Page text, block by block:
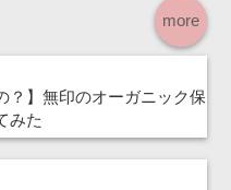
more
？】無印のオーガニック保
みた